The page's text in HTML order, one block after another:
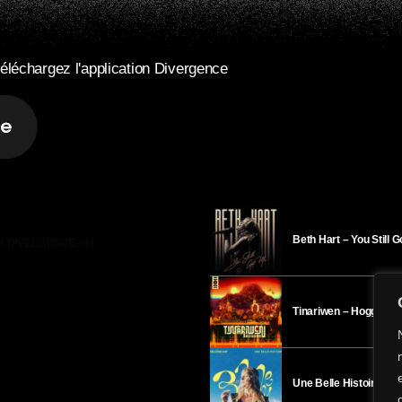
l'application Divergence
Beth Hart – You Still
Tinariwen – Hoggar
Une Belle Histoire –